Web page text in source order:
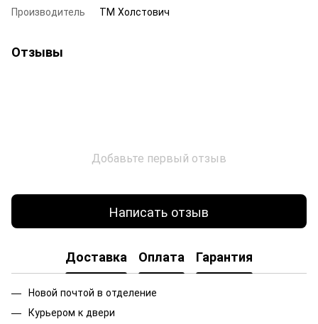
Производитель
ТМ Холстович
Отзывы
Добавьте первый отзыв
Написать отзыв
Доставка Оплата Гарантия
Новой почтой в отделение
Курьером к двери